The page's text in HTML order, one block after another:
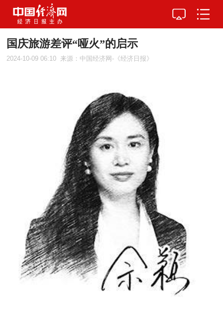
国庆旅游差评“哑火”的启示
2024-10-09 06:10 来源：中国经济网-《经济日报》